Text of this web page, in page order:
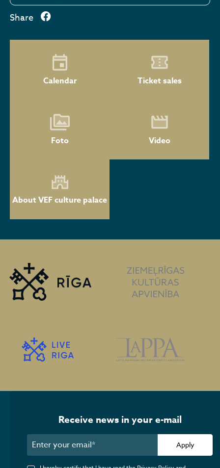
Share
Calendar Ticket sales
Foto Video
About VEF culture palace
Receive news in your e-mail
Apply